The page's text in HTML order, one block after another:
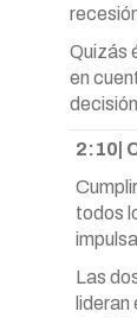
Quizás
en
2:10|
todos
Las